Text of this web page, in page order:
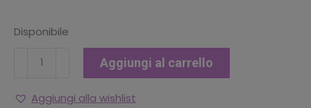
Disponibile
GUANTI
quantità
Aggiungi al carrello
Aggiungi alla wishlist